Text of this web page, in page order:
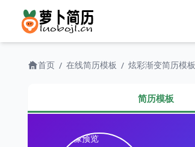
首页 / 在线简历模板 / 炫彩渐变简历模板
简历模板